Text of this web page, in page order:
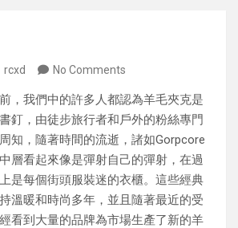
rcxd No Comments
，我們中的許多人都認為羊毛夾克是
釘，由徒步旅行者和戶外的粉絲專門
知，隨著時間的流逝，諸如Gorpcore
層看起來像是彈射自己的彈射，在過
是每個街頭服裝迷的衣櫃。這些經典
溫暖和時尚多年，並且隨著最近的受
看到大量的品牌為市場生產了新的羊